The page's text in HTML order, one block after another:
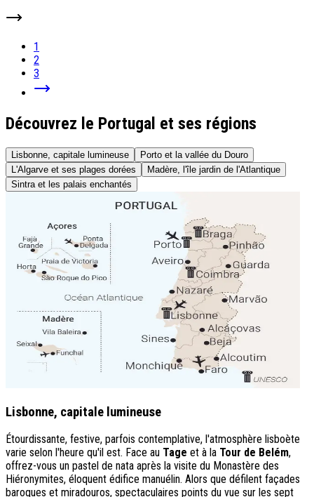
1
2
3
Découvrez le Portugal et ses régions
Lisbonne, capitale lumineuse
Porto et la vallée du Douro
L'Algarve et ses plages dorées
Madère, l'île jardin de l'Atlantique
Sintra et les palais enchantés
Lisbonne, capitale lumineuse
Étourdissante, festive, parfois contemplative, l'atmosphère lisboète
varie selon l'heure qu'il est. Face au Tage et à la Tour de Belém,
offrez-vous un pastel de nata après la visite du Monastère des
Hiéronymites, éloquent édifice manuélin. Alors que défilent façades
baroques et miradouros, spectaculaires points du vue sur les sept